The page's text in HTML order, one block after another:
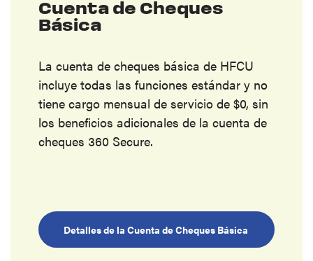
Cuenta de Cheques
Básica
La cuenta de cheques básica de HFCU
incluye todas las funciones estándar y no
tiene cargo mensual de servicio de $0, sin
los beneficios adicionales de la cuenta de
cheques 360 Secure.
Detalles de la Cuenta de Cheques Básica